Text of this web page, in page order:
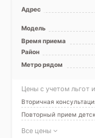
Адрес
Модель
Время приема
Район
Метро рядом
Цены с учетом льгот
Вторичная
Повторный прием
Все цены